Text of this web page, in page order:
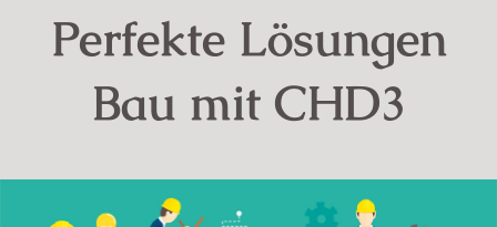
Perfekte Lösungen
Bau mit CHD3